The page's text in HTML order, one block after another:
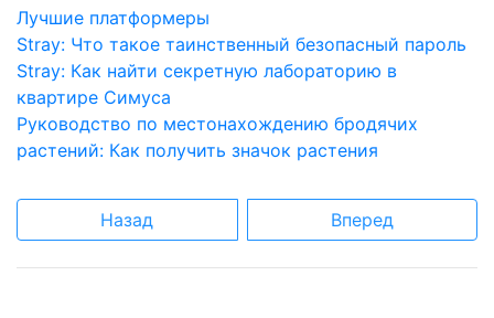
Лучшие платформеры
Stray: Что такое таинственный безопасный пароль
Stray: Как найти секретную лабораторию в
квартире Симуса
Руководство по местонахождению бродячих
растений: Как получить значок растения
Назад Вперед